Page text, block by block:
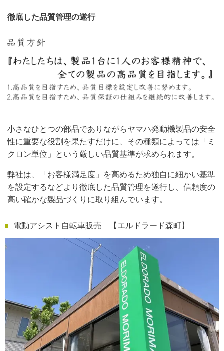
徹底した品質管理の遂行
小さなひとつの部品でありながらヤマハ発動機製品の安全
性に重要な役割を果たすだけに、その種類によっては「ミ
クロン単位」という厳しい品質基準が求められます。
弊社は、「お客様満足度」を高めるため独自に細かい基準
を設定するなどより徹底した品質管理を遂行し、信頼度の
高い確かな製品づくりに取り組んでいます。
電動アシスト自転車販売 【エルドラード森町】